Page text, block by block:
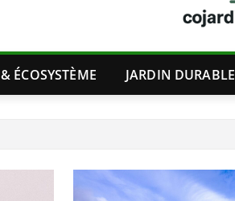
ÉCOSYSTÈME JARDIN DURABLE